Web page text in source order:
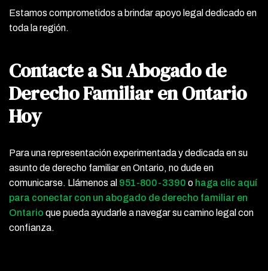
Estamos comprometidos a brindar apoyo legal dedicado en
toda la región.
Contacte a Su Abogado de
Derecho Familiar en Ontario
Hoy
Para una representación experimentada y dedicada en su
asunto de derecho familiar en Ontario, no dude en
comunicarse. Llámenos al 951-800-3390 o haga clic aquí
para conectar con un abogado de derecho familiar en
Ontario que pueda ayudarle a navegar su camino legal con
confianza.